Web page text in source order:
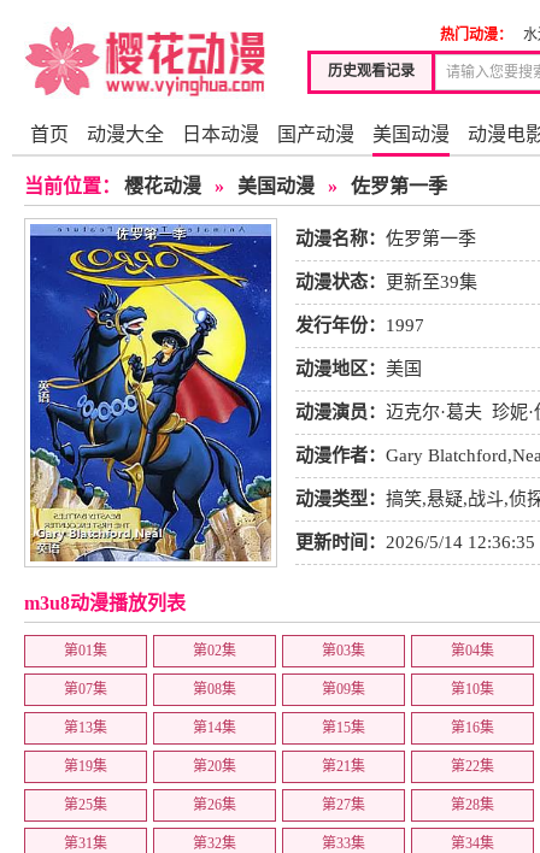
历史观看记录
热门动漫：
首页 动漫大全 日本动漫 国产动漫 美国动漫 动漫电
当前位置： 樱花动漫 » 美国动漫 » 佐罗第一季
动漫名称： 佐罗第一季
动漫状态： 更新至39集
发行年份： 1997
动漫地区： 美国
动漫演员： 迈克尔·葛夫 珍妮
特·弗雷利 弗雷德·沃尔夫 爱
动漫作者： Gary
动漫类型： 搞笑,悬疑,战斗,侦
更新时间： 2026/5/14 12:36:35
m3u8动漫播放列表
第01集 第02集 第03集 第04集
第07集 第08集 第09集 第10集
第13集 第14集 第15集 第16集
第19集 第20集 第21集 第22集
第25集 第26集 第27集 第28集
第31集 第32集 第33集 第34集